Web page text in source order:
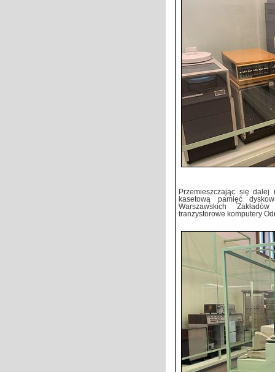
Przemieszczając się dalej
kasetową pamięć
Warszawskich
tranzystorowe komputery